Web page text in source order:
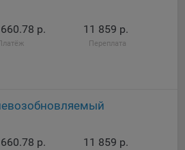
р. 11 859 р.
Переплата
р. 11 859 р.